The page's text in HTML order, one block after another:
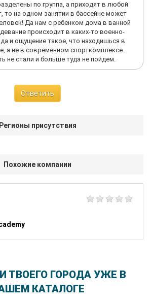
по группа, а приходят в любой
то на одном занятии в бассейне может
Да нам с ребенком дома в ванной
происходит в каких-то военно-
и ощущение такое, что находишься в
а не в современном спорткомплексе.
не стали и больше туда не пойдем.
Ответить
Регионы присутствия
Похожие компании
ТВОЕГО ГОРОДА УЖЕ В
КАТАЛОГЕ